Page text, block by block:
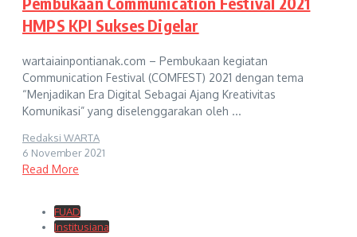
HMPS KPI Sukses Digelar
wartaiainpontianak.com – Pembukaan kegiatan
Communication Festival (COMFEST) 2021 dengan tema
“Menjadikan Era Digital Sebagai Ajang Kreativitas
Komunikasi” yang diselenggarakan oleh ...
Redaksi WARTA
6 November 2021
Read More
FUAD
Institusiana